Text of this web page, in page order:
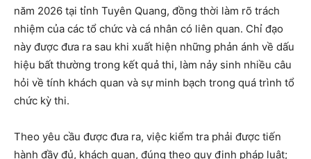
năm 2026 tại tỉnh Tuyên Quang, đồng thời làm rõ trách
nhiệm của các tổ chức và cá nhân có liên quan. Chỉ đạo
này được đưa ra sau khi xuất hiện những phản ánh về dấu
hiệu bất thường trong kết quả thi, làm nảy sinh nhiều câu
hỏi về tính khách quan và sự minh bạch trong quá trình tổ
chức kỳ thi.
Theo yêu cầu được đưa ra, việc kiểm tra phải được tiến
hành đầy đủ, khách quan, đúng theo quy định pháp luật;